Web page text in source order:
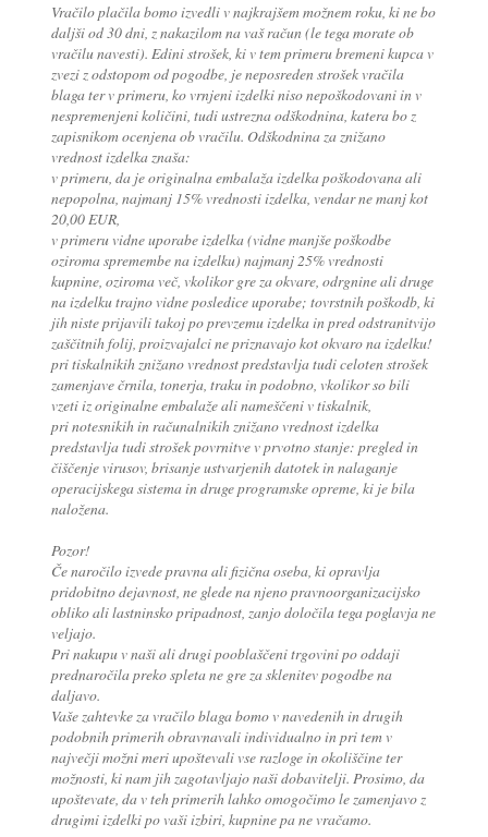
Vračilo plačila bomo izvedli v najkrajšem možnem roku, ki ne bo
daljši od 30 dni, z nakazilom na vaš račun (le tega morate ob
vračilu navesti). Edini strošek, ki v tem primeru bremeni kupca v
zvezi z odstopom od pogodbe, je neposreden strošek vračila
blaga ter v primeru, ko vrnjeni izdelki niso nepoškodovani in v
nespremenjeni količini, tudi ustrezna odškodnina, katera bo z
zapisnikom ocenjena ob vračilu. Odškodnina za znižano
vrednost izdelka znaša:
v primeru, da je originalna embalaža izdelka poškodovana ali
nepopolna, najmanj 15% vrednosti izdelka, vendar ne manj kot
20,00 EUR,
v primeru vidne uporabe izdelka (vidne manjše poškodbe
oziroma spremembe na izdelku) najmanj 25% vrednosti
kupnine, oziroma več, vkolikor gre za okvare, odrgnine ali druge
na izdelku trajno vidne posledice uporabe; tovrstnih poškodb, ki
jih niste prijavili takoj po prevzemu izdelka in pred odstranitvijo
zaščitnih folij, proizvajalci ne priznavajo kot okvaro na izdelku!
pri tiskalnikih znižano vrednost predstavlja tudi celoten strošek
zamenjave črnila, tonerja, traku in podobno, vkolikor so bili
vzeti iz originalne embalaže ali nameščeni v tiskalnik,
pri notesnikih in računalnikih znižano vrednost izdelka
predstavlja tudi strošek povrnitve v prvotno stanje: pregled in
čiščenje virusov, brisanje ustvarjenih datotek in nalaganje
operacijskega sistema in druge programske opreme, ki je bila
naložena.
Pozor!
Če naročilo izvede pravna ali fizična oseba, ki opravlja
pridobitno dejavnost, ne glede na njeno pravnoorganizacijsko
obliko ali lastninsko pripadnost, zanjo določila tega poglavja ne
veljajo.
Pri nakupu v naši ali drugi pooblaščeni trgovini po oddaji
prednaročila preko spleta ne gre za sklenitev pogodbe na
daljavo.
Vaše zahtevke za vračilo blaga bomo v navedenih in drugih
podobnih primerih obravnavali individualno in pri tem v
največji možni meri upoštevali vse razloge in okoliščine ter
možnosti, ki nam jih zagotavljajo naši dobavitelji. Prosimo, da
upoštevate, da v teh primerih lahko omogočimo le zamenjavo z
drugimi izdelki po vaši izbiri, kupnine pa ne vračamo.